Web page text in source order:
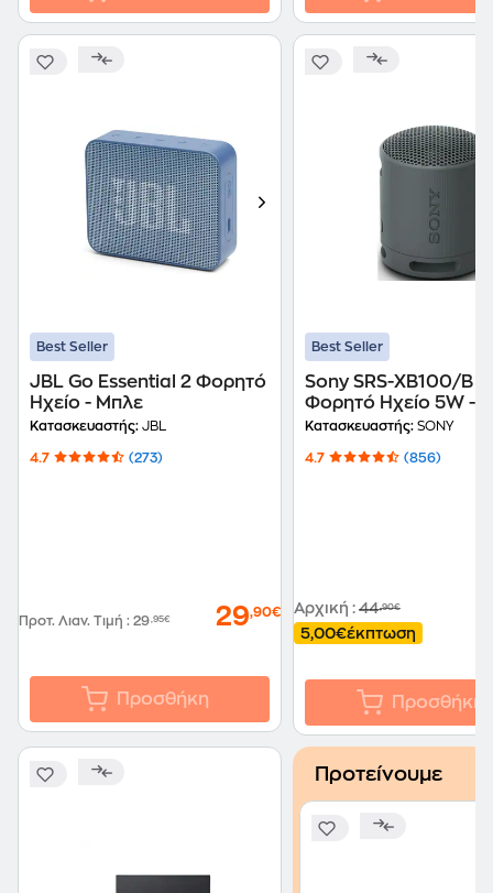
Best Seller
JBL Go Essential 2 Φορητό
Ηχείο - Μπλε
Κατασκευαστής: JBL
4.7 (273)
Προτ. Λιαν. Τιμή : 29,95€ 29,90€
Προσθήκη
Best Seller
Sony SRS-XB100/B
Φορητό Ηχείο 5W -
Κατασκευαστής: SONY
4.7 (856)
Αρχική : 44,90€
5,00€έκπτωση
Προσθήκη
Προτείνουμε